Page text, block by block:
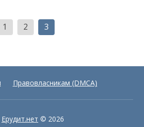
1 2 3
Правовласникам (DMCA)
Ерудит.нет © 2026